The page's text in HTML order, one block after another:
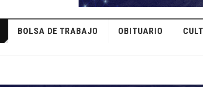
BOLSA DE TRABAJO OBITUARIO